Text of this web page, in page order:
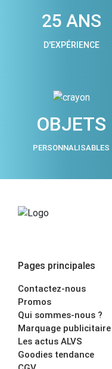
25 ANS
D'EXPÉRIENCE
OBJETS
PERSONNALISABLES
Pages principales
Contactez-nous
Promos
Qui sommes-nous ?
Marquage publicitaire
Les actus ALVS
Goodies tendance